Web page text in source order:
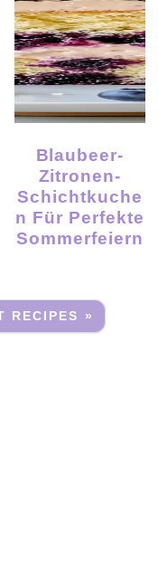
Blaubeer-
Zitronen-
Schichtkuche
N Für Perfekte
Sommerfeiern
RECIPES »